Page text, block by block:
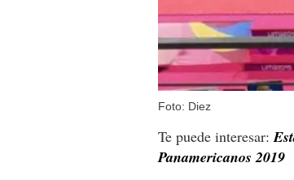
Foto: Diez
Te puede interesar:
Panamericanos 2019